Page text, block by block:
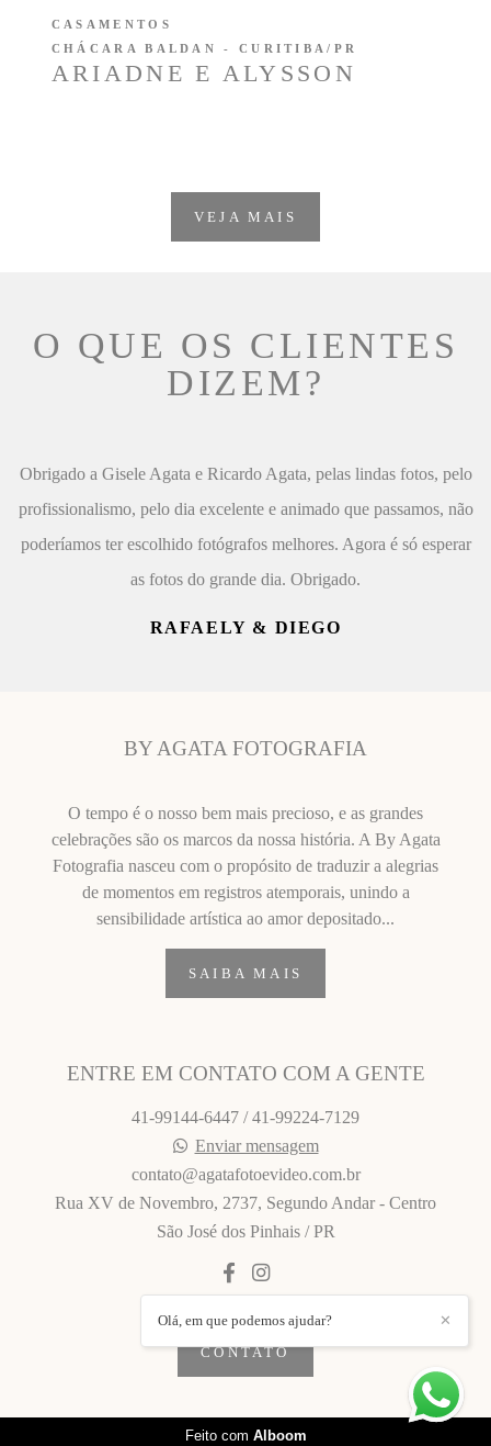
ARIADNE E ALYSSON
CASAMENTOS
CHÁCARA BALDAN - CURITIBA/PR
VEJA MAIS
O QUE OS CLIENTES
DIZEM?
Obrigado a Gisele Agata e Ricardo Agata, pelas lindas fotos, pelo
profissionalismo, pelo dia excelente e animado que passamos, não
poderíamos ter escolhido fotógrafos melhores. Agora é só esperar
as fotos do grande dia. Obrigado.
RAFAELY & DIEGO
BY AGATA FOTOGRAFIA
O tempo é o nosso bem mais precioso, e as grandes
celebrações são os marcos da nossa história. A By Agata
Fotografia nasceu com o propósito de traduzir a alegrias
de momentos em registros atemporais, unindo a
sensibilidade artística ao amor depositado...
SAIBA MAIS
ENTRE EM CONTATO COM A GENTE
41-99144-6447 / 41-99224-7129
Enviar mensagem
contato@agatafotoevideo.com.br
Rua XV de Novembro, 2737, Segundo Andar - Centro
São José dos Pinhais / PR
CONTATO
✕
Olá, em que podemos ajudar?
Feito com Alboom